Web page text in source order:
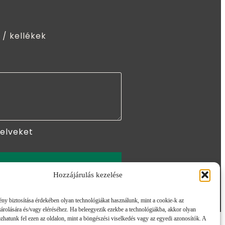
Hozzájárulás kezelése
biztosítása érdekében olyan technológiákat használunk, mint a cookie-k az
és/vagy eléréséhez. Ha beleegyezik ezekbe a technológiákba, akkor olyan
fel ezen az oldalon, mint a böngészési viselkedés vagy az egyedi azonosítók. A
/ kellékek